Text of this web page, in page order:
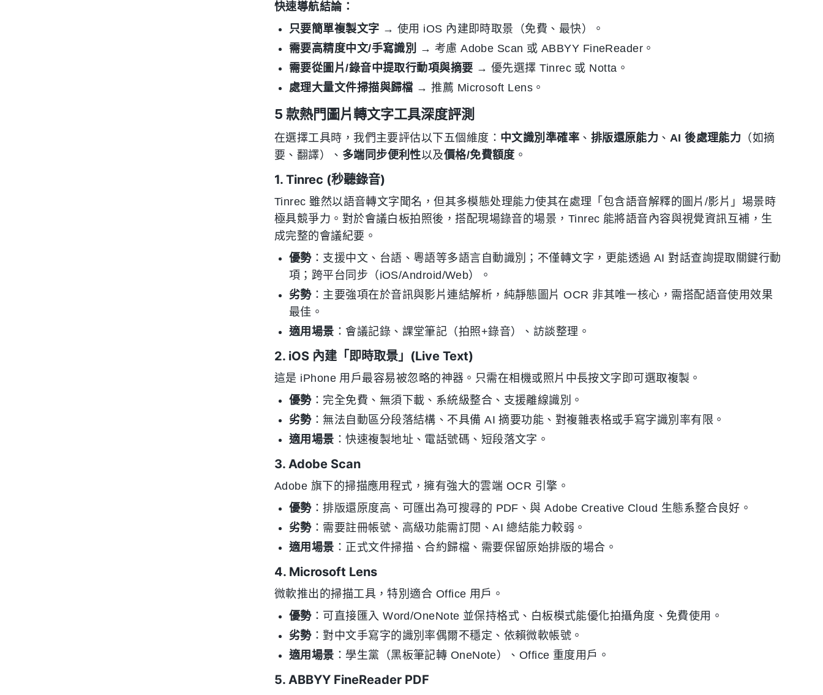
快速導航結論：
只要簡單複製文字 → 使用 iOS 內建即時取景（免費、最快）。
需要高精度中文/手寫識別
→ 考慮 Adobe Scan 或 ABBYY FineReader。
需要從圖片/錄音中提取行動項與摘要 → 優先選擇 Tinrec 或 Notta。
處理大量文件掃描與歸檔 → 推薦 Microsoft Lens。
5 款熱門圖片轉文字工具深度評測
在選擇工具時，我們主要評估以下五個維度： 中文識別準確率 、 排版還原能力 、 AI 後處理能力 （如摘
要、翻譯）、 多端同步便利性以及價格/免費額度 。
1. Tinrec (秒聽錄音)
Tinrec 雖然以語音轉文字聞名，但其多模態处理能力使其在處理「包含語音解釋的圖片/影片」場景時
極具競爭力。對於會議白板拍照後，搭配現場錄音的場景，Tinrec 能將語音內容與視覺資訊互補，生
成完整的會議紀要。
優勢：支援中文、台語、粵語等多語言自動識別；不僅轉文字，更能透過 AI 對話查詢提取關鍵行動
項；跨平台同步（iOS/Android/Web）。
劣勢：主要強項在於音訊與影片連結解析，純靜態圖片 OCR 非其唯一核心，需搭配語音使用效果
最佳。
適用場景 ：會議記錄、課堂筆記（拍照+錄音）、訪談整理。
2. iOS 內建「即時取景」(Live Text)
這是 iPhone 用戶最容易被忽略的神器。只需在相機或照片中長按文字即可選取複製。
優勢：完全免費、無須下載、系統級整合、支援離線識別。
劣勢：無法自動區分段落結構、不具備 AI 摘要功能、對複雜表格或手寫字識別率有限。
適用場景 ：快速複製地址、電話號碼、短段落文字。
3. Adobe Scan
Adobe 旗下的掃描應用程式，擁有強大的雲端 OCR 引擎。
優勢：排版還原度高、可匯出為可搜尋的 PDF、與 Adobe Creative Cloud 生態系整合良好。
劣勢：需要註冊帳號、高級功能需訂閱、AI 總結能力較弱。
適用場景 ：正式文件掃描、合約歸檔、需要保留原始排版的場合。
4. Microsoft Lens
微軟推出的掃描工具，特別適合 Office 用戶。
優勢：可直接匯入 Word/OneNote 並保持格式、白板模式能優化拍攝角度、免費使用。
劣勢：對中文手寫字的識別率偶爾不穩定、依賴微軟帳號。
適用場景 ：學生黨（黑板筆記轉 OneNote）、Office 重度用戶。
5. ABBYY FineReader PDF